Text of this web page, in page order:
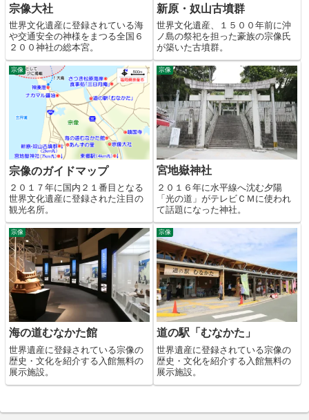
宗像大社
世界文化遺産に登録されている海
や交通安全の神様をまつる全国６
２００神社の総本宮。
新原・奴山古墳群
世界文化遺産、１５００年前に沖
ノ島の祭祀を担った豪族の宗像氏
が築いた古墳群。
宗像
宗像のガイドマップ
２０１７年に国内２１番目となる
世界文化遺産に登録された注目の
観光名所。
宗像
宮地嶽神社
２０１６年に水平線へ沈む夕陽
「光の道」がテレビＣＭに使われ
て話題になった神社。
宗像
海の道むなかた館
世界遺産に登録されている宗像の
歴史・文化を紹介する入館無料の
展示施設。
宗像
道の駅「むなかた」
世界遺産に登録されている宗像の
歴史・文化を紹介する入館無料の
展示施設。